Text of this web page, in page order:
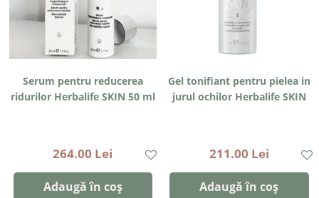
Serum pentru reducerea
ridurilor Herbalife SKIN 50 ml
264.00 Lei
Adaugă în coș
Gel tonifiant pentru pielea in
jurul ochilor Herbalife SKIN
211.00 Lei
Adaugă în coș